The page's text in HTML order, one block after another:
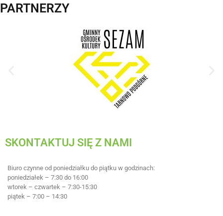
PARTNERZY
SKONTAKTUJ SIĘ Z NAMI
Biuro czynne od poniedziałku do piątku w godzinach:
poniedziałek – 7:30 do 16:00
wtorek – czwartek – 7:30-15:30
piątek – 7:00 – 14:30